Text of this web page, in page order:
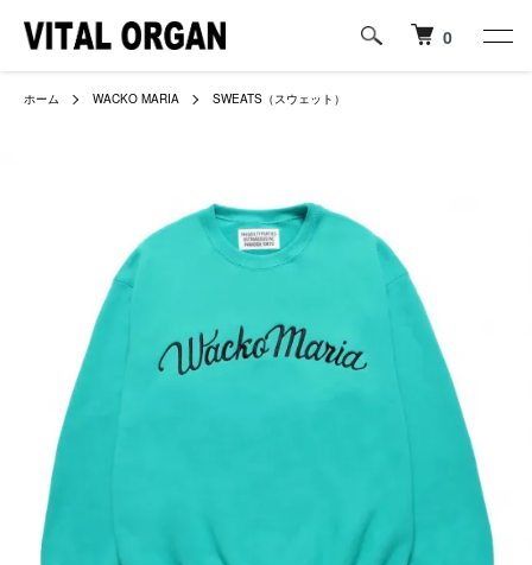
0
ホーム WACKO MARIA SWEATS（スウェット）